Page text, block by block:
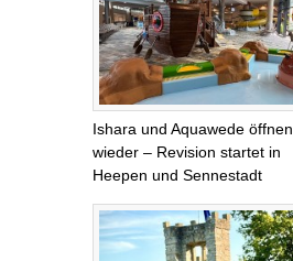
Ishara und Aquawede öffnen
wieder – Revision startet in
Heepen und Sennestadt